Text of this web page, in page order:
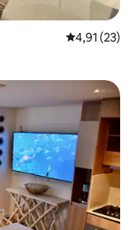
Средна
4,91 (23)